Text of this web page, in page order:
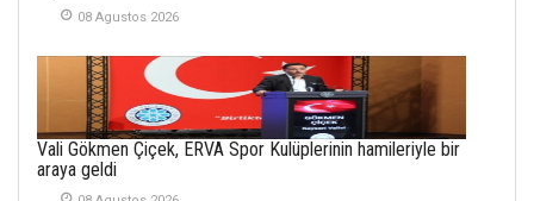
İlgi Alanlarımız ve Biz
02 Ekim 2025
SABAHATTİN
08 Agustos 2026
Vali Gökmen Çiçek, ERVA Spor Kulüplerinin hamileriyle bir
araya geldi